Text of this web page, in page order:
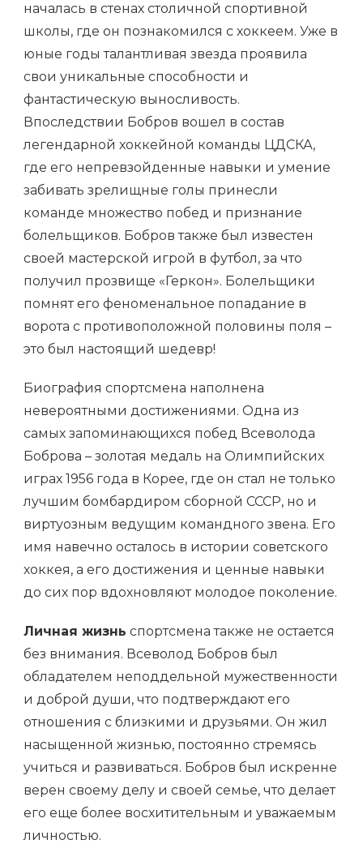
началась в стенах столичной спортивной
школы, где он познакомился с хоккеем. Уже в
юные годы талантливая звезда проявила
свои уникальные способности и
фантастическую выносливость.
Впоследствии Бобров вошел в состав
легендарной хоккейной команды ЦДСКА,
где его непревзойденные навыки и умение
забивать зрелищные голы принесли
команде множество побед и признание
болельщиков. Бобров также был известен
своей мастерской игрой в футбол, за что
получил прозвище «Геркон». Болельщики
помнят его феноменальное попадание в
ворота с противоположной половины поля –
это был настоящий шедевр!
Биография спортсмена наполнена
невероятными достижениями. Одна из
самых запоминающихся побед Всеволода
Боброва – золотая медаль на Олимпийских
играх 1956 года в Корее, где он стал не только
лучшим бомбардиром сборной СССР, но и
виртуозным ведущим командного звена. Его
имя навечно осталось в истории советского
хоккея, а его достижения и ценные навыки
до сих пор вдохновляют молодое поколение.
Личная жизнь спортсмена также не остается
без внимания. Всеволод Бобров был
обладателем неподдельной мужественности
и доброй души, что подтверждают его
отношения с близкими и друзьями. Он жил
насыщенной жизнью, постоянно стремясь
учиться и развиваться. Бобров был искренне
верен своему делу и своей семье, что делает
его еще более восхитительным и уважаемым
личностью.